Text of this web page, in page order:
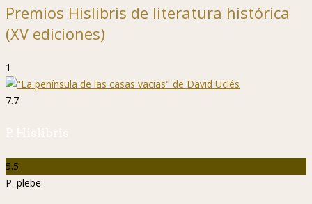
Premios Hislibris de literatura histórica
(XV ediciones)
1
7.7
P. Hislibris
5.5
P. plebe